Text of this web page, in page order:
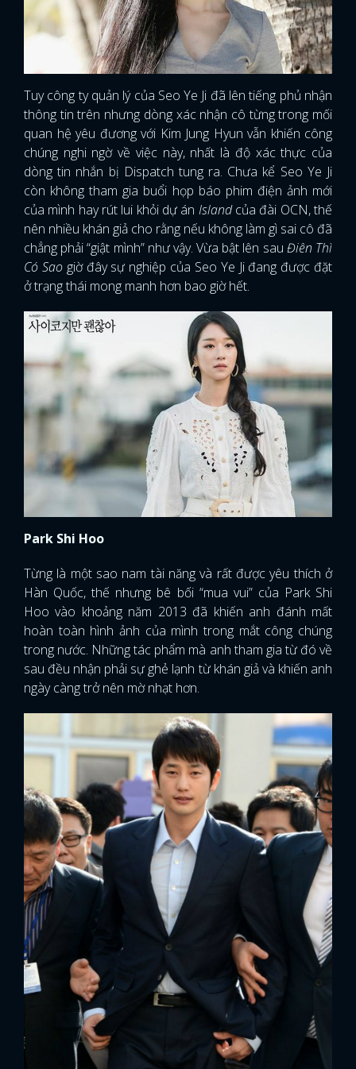
Tuy công ty quản lý của Seo Ye Ji đã lên tiếng phủ nhận
thông tin trên nhưng dòng xác nhận cô từng trong mối
quan hệ yêu đương với Kim Jung Hyun vẫn khiến công
chúng nghi ngờ về việc này, nhất là độ xác thực của
dòng tin nhắn bị Dispatch tung ra. Chưa kể Seo Ye Ji
còn không tham gia buổi họp báo phim điện ảnh mới
của mình hay rút lui khỏi dự án Islandcủa đài OCN, thế
nên nhiều khán giả cho rằng nếu không làm gì sai cô đã
chẳng phải “giật mình” như vậy. Vừa bật lên sau Điên Thì
Có Sao giờ đây sự nghiệp của Seo Ye Ji đang được đặt
ở trạng thái mong manh hơn bao giờ hết.
Park Shi Hoo
Từng là một sao nam tài năng và rất được yêu thích ở
Hàn Quốc, thế nhưng bê bối “mua vui” của Park Shi
Hoo vào khoảng năm 2013 đã khiến anh đánh mất
hoàn toàn hình ảnh của mình trong mắt công chúng
trong nước. Những tác phẩm mà anh tham gia từ đó về
sau đều nhận phải sự ghẻ lạnh từ khán giả và khiến anh
ngày càng trở nên mờ nhạt hơn.